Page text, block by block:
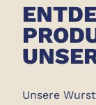
Unsere